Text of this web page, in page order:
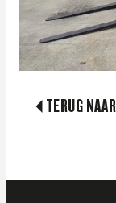
TERUG